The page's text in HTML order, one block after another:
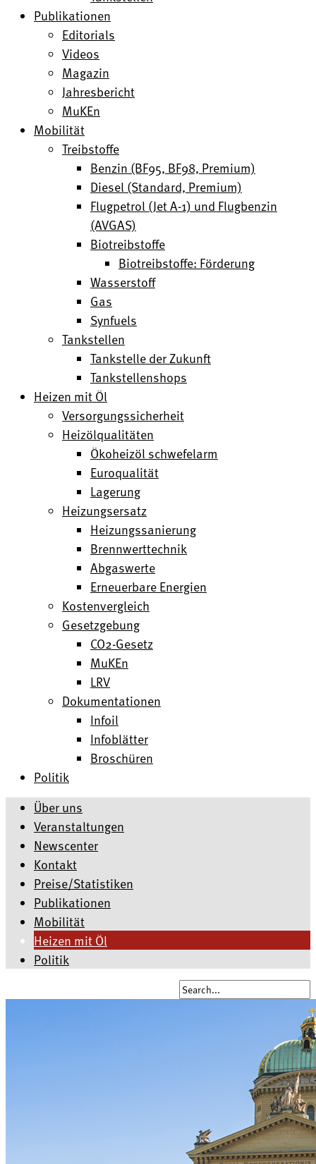
Publikationen
Editorials
Videos
Magazin
Jahresbericht
MuKEn
Mobilität
Treibstoffe
Benzin (BF95, BF98, Premium)
Diesel (Standard, Premium)
Flugpetrol (Jet A-1) und Flugbenzin
(AVGAS)
Biotreibstoffe
Biotreibstoffe: Förderung
Wasserstoff
Gas
Synfuels
Tankstellen
Tankstelle der Zukunft
Tankstellenshops
Heizen mit Öl
Versorgungssicherheit
Heizölqualitäten
Ökoheizöl schwefelarm
Euroqualität
Lagerung
Heizungsersatz
Heizungssanierung
Brennwerttechnik
Abgaswerte
Erneuerbare Energien
Kostenvergleich
Gesetzgebung
CO2-Gesetz
MuKEn
LRV
Dokumentationen
Infoil
Infoblätter
Broschüren
Politik
Über uns
Veranstaltungen
Newscenter
Kontakt
Preise/Statistiken
Publikationen
Mobilität
Heizen mit Öl
Politik